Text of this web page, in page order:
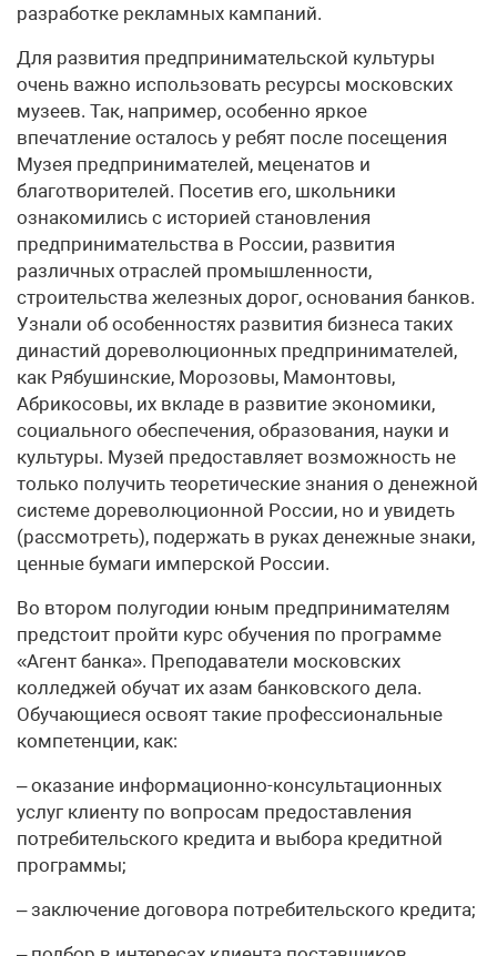
разработке рекламных кампаний.
Для развития предпринимательской культуры
очень важно использовать ресурсы московских
музеев. Так, например, особенно яркое
впечатление осталось у ребят после посещения
Музея предпринимателей, меценатов и
благотворителей. Посетив его, школьники
ознакомились с историей становления
предпринимательства в России, развития
различных отраслей промышленности,
строительства железных дорог, основания банков.
Узнали об особенностях развития бизнеса таких
династий дореволюционных предпринимателей,
как Рябушинские, Морозовы, Мамонтовы,
Абрикосовы, их вкладе в развитие экономики,
социального обеспечения, образования, науки и
культуры. Музей предоставляет возможность не
только получить теоретические знания о денежной
системе дореволюционной России, но и увидеть
(рассмотреть), подержать в руках денежные знаки,
ценные бумаги имперской России.
Во втором полугодии юным предпринимателям
предстоит пройти курс обучения по программе
«Агент банка». Преподаватели московских
колледжей обучат их азам банковского дела.
Обучающиеся освоят такие профессиональные
компетенции, как:
– оказание информационно-консультационных
услуг клиенту по вопросам предоставления
потребительского кредита и выбора кредитной
программы;
– заключение договора потребительского кредита;